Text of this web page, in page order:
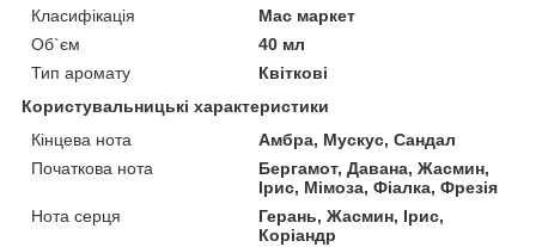
Класифікація
Мас маркет
Об`єм
40 мл
Тип аромату
Квіткові
Користувальницькі характеристики
Кінцева нота
Амбра, Мускус, Сандал
Початкова нота
Бергамот, Давана, Жасмин,
Ірис, Мімоза, Фіалка, Фрезія
Нота серця
Герань, Жасмин, Ірис,
Коріандр